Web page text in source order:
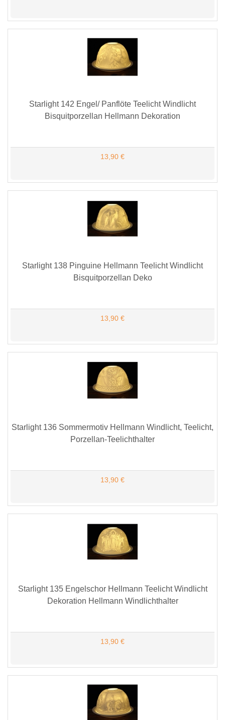
Starlight 142 Engel/ Panflöte Teelicht Windlicht
Bisquitporzellan Hellmann Dekoration
13,90 €
Starlight 138 Pinguine Hellmann Teelicht Windlicht
Bisquitporzellan Deko
13,90 €
Starlight 136 Sommermotiv Hellmann Windlicht, Teelicht,
Porzellan-Teelichthalter
13,90 €
Starlight 135 Engelschor Hellmann Teelicht Windlicht
Dekoration Hellmann Windlichthalter
13,90 €